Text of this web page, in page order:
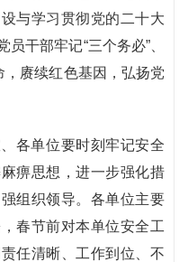
与学习贯彻党的二十大
干部牢记“三个务必”、
，赓续红色基因，弘扬党
各单位要时刻牢记安全
痹思想，进一步强化措
组织领导。各单位主要
春节前对本单位安全工
任清晰、工作到位、不